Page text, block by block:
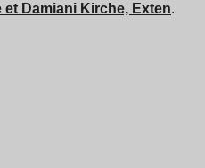
et Damiani Kirche, Exten.